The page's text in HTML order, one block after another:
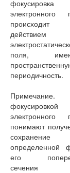
фокусировка
электронного
действием
поля,
периодичность.
фокусировкой
электронного
понимают
сохранение
определенной
его
сечения